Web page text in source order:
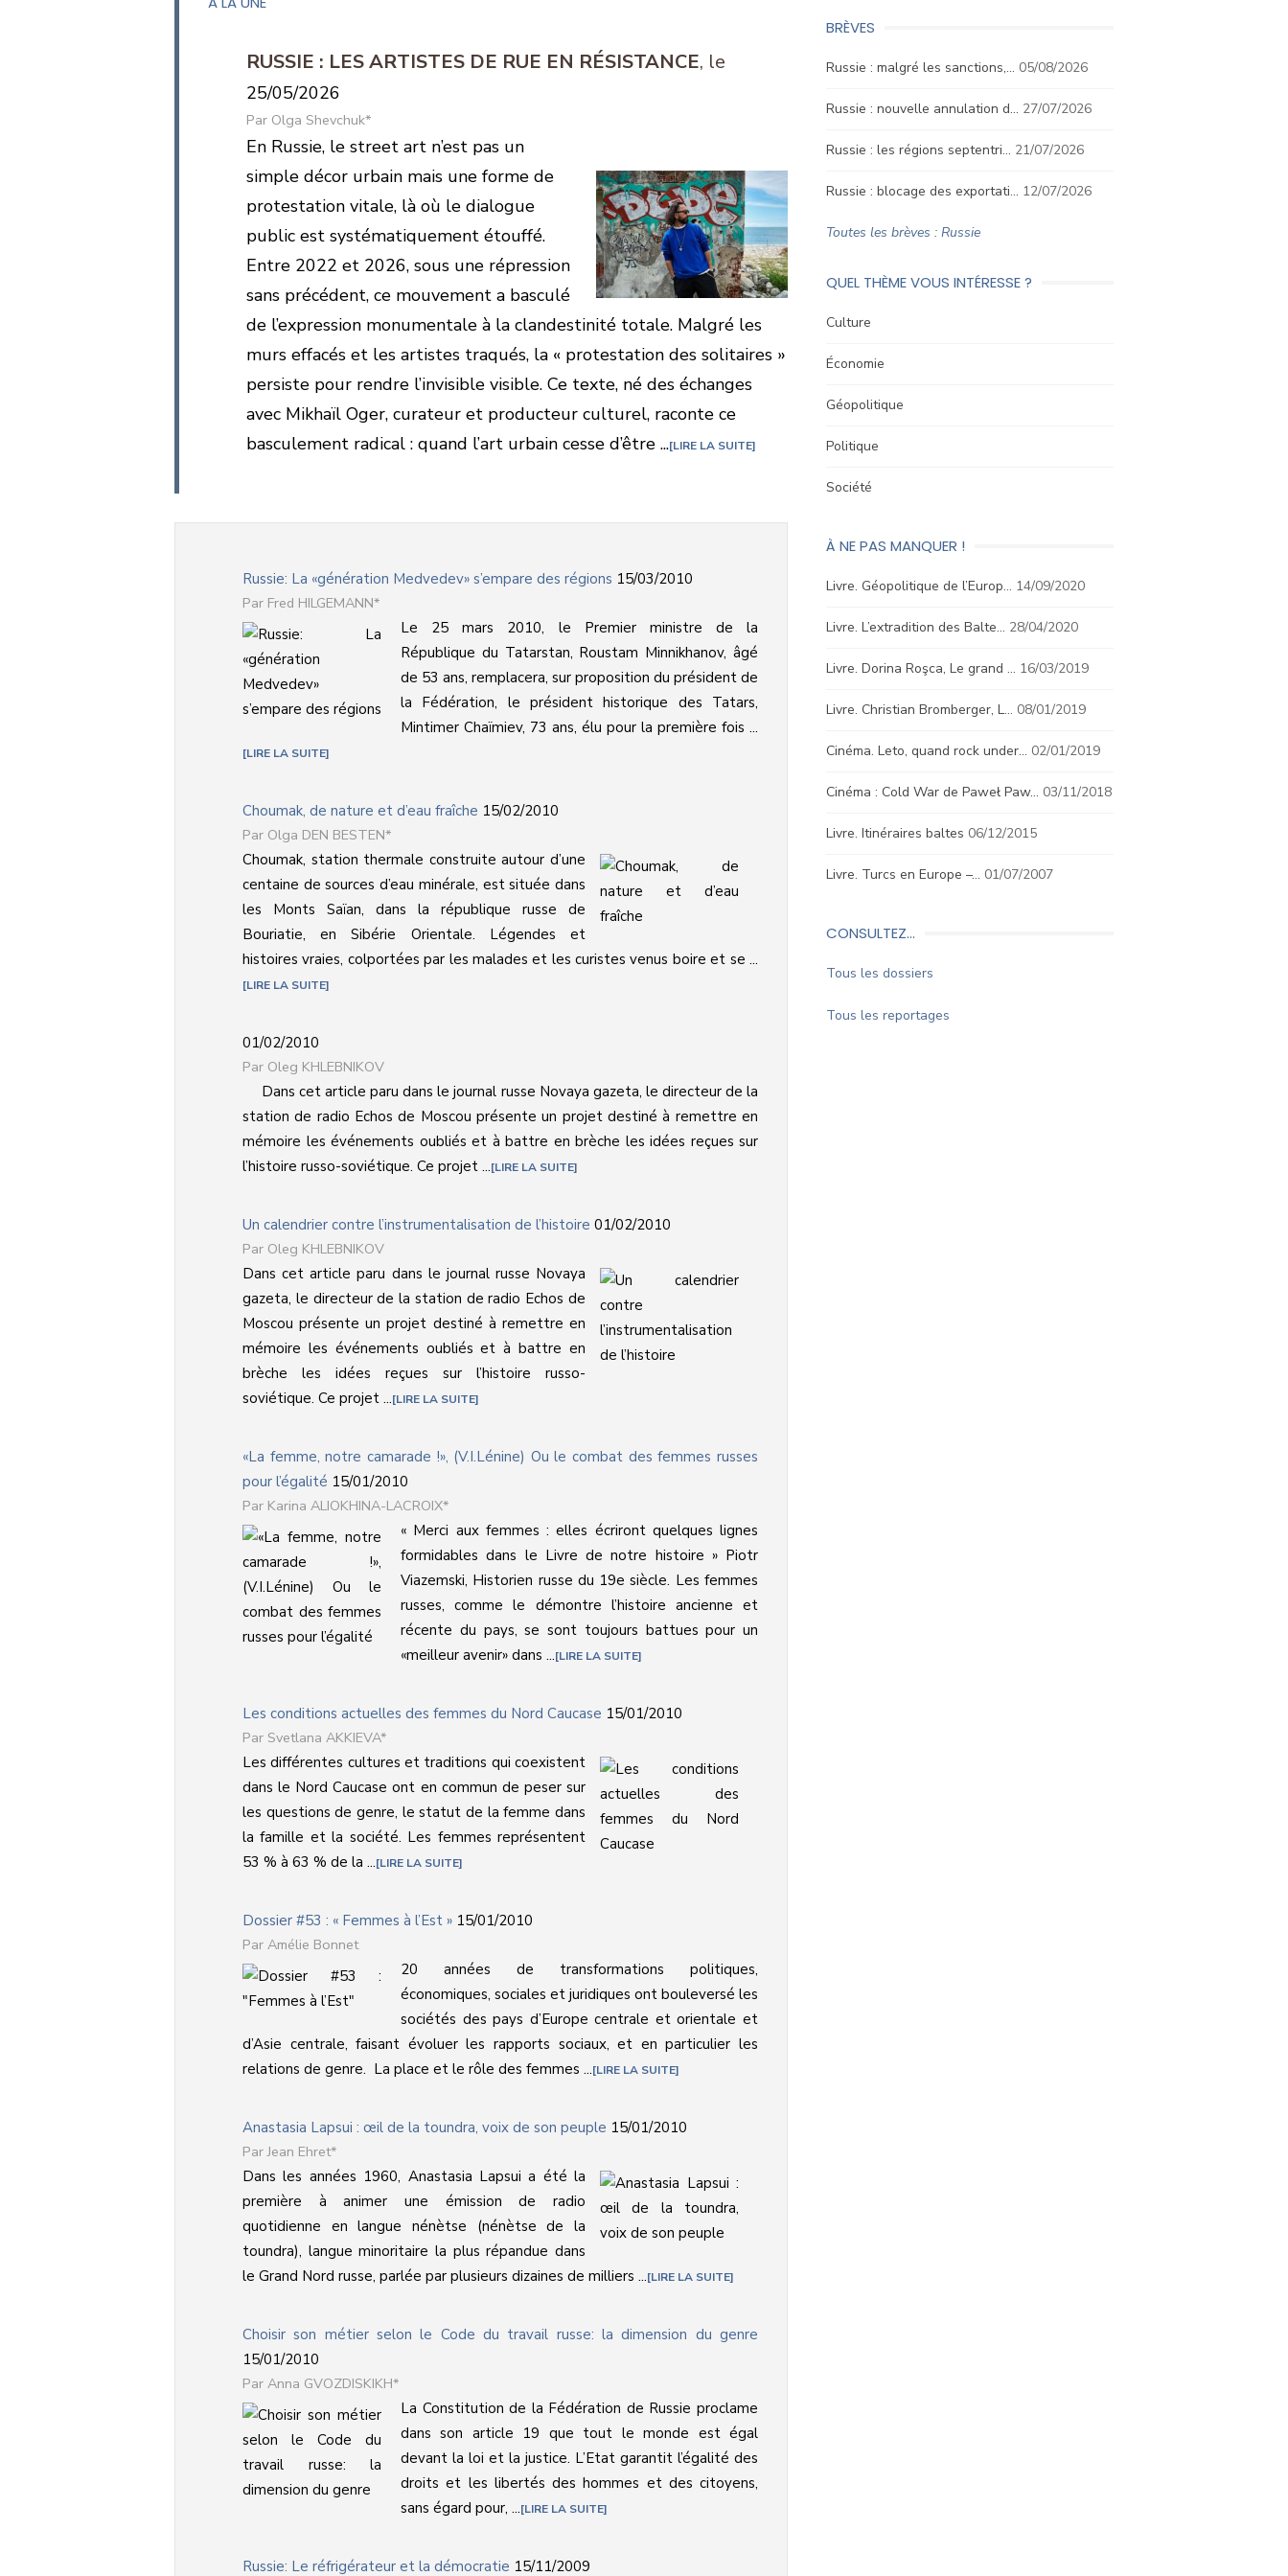
RUSSIE : LES ARTISTES DE RUE EN RÉSISTANCE
25/05/2026
Olga Shevchuk*
En Russie, le street art n’est pas un
simple décor urbain mais une forme de
protestation vitale, là où le dialogue
public est systématiquement étouffé.
Entre 2022 et 2026, sous une répression
sans précédent, ce mouvement a basculé
de l’expression monumentale à la clandestinité totale. Malgré les
murs effacés et les artistes traqués, la « protestation des solitaires »
persiste pour rendre l’invisible visible. Ce texte, né des échanges
avec Mikhaïl Oger, curateur et producteur culturel, raconte ce
basculement radical : quand l’art urbain cesse d’être ... LIRE LA SUITE
Russie: La «génération Medvedev» s’empare des régions 15/03/2010
Fred HILGEMANN*
Le 25 mars 2010, le Premier ministre de la
République du Tatarstan, Roustam Minnikhanov, âgé
de 53 ans, remplacera, sur proposition du président de
la Fédération, le président historique des Tatars,
Mintimer Chaïmiev, 73 ans, élu pour la première fois ...
LIRE LA SUITE
Choumak, de nature et d’eau fraîche 15/02/2010
Olga DEN BESTEN*
Choumak, station thermale construite autour d’une
centaine de sources d’eau minérale, est située dans
les Monts Saïan, dans la république russe de
Bouriatie, en Sibérie Orientale. Légendes et
histoires vraies, colportées par les malades et les curistes venus boire et se ...
LIRE LA SUITE
01/02/2010
Oleg KHLEBNIKOV
Dans cet article paru dans le journal russe Novaya gazeta, le directeur de la
station de radio Echos de Moscou présente un projet destiné à remettre en
mémoire les événements oubliés et à battre en brèche les idées reçues sur
l’histoire russo-soviétique. Ce projet ... LIRE LA SUITE
Un calendrier contre l’instrumentalisation de l’histoire 01/02/2010
Oleg KHLEBNIKOV
Dans cet article paru dans le journal russe Novaya
gazeta, le directeur de la station de radio Echos de
Moscou présente un projet destiné à remettre en
mémoire les événements oubliés et à battre en
brèche les idées reçues sur l’histoire russo-
soviétique. Ce projet ... LIRE LA SUITE
«La femme, notre camarade !», (V.I.Lénine) Ou le combat des femmes russes
pour l’égalité 15/01/2010
Karina ALIOKHINA-LACROIX*
« Merci aux femmes : elles écriront quelques lignes
formidables dans le Livre de notre histoire » Piotr
Viazemski, Historien russe du 19e siècle. Les femmes
russes, comme le démontre l’histoire ancienne et
récente du pays, se sont toujours battues pour un
«meilleur avenir» dans ... LIRE LA SUITE
Les conditions actuelles des femmes du Nord Caucase 15/01/2010
Svetlana AKKIEVA*
Les différentes cultures et traditions qui coexistent
dans le Nord Caucase ont en commun de peser sur
les questions de genre, le statut de la femme dans
la famille et la société. Les femmes représentent
53 % à 63 % de la ... LIRE LA SUITE
Dossier #53 : « Femmes à l’Est » 15/01/2010
Amélie Bonnet
20 années de transformations politiques,
économiques, sociales et juridiques ont bouleversé les
sociétés des pays d’Europe centrale et orientale et
d’Asie centrale, faisant évoluer les rapports sociaux, et en particulier les
relations de genre. La place et le rôle des femmes ... LIRE LA SUITE
Anastasia Lapsui : œil de la toundra, voix de son peuple 15/01/2010
Jean Ehret*
Dans les années 1960, Anastasia Lapsui a été la
première à animer une émission de radio
quotidienne en langue nénètse (nénètse de la
toundra), langue minoritaire la plus répandue dans
le Grand Nord russe, parlée par plusieurs dizaines de milliers ... LIRE LA SUITE
Choisir son métier selon le Code du travail russe: la dimension du genre
15/01/2010
Anna GVOZDISKIKH*
La Constitution de la Fédération de Russie proclame
dans son article 19 que tout le monde est égal
devant la loi et la justice. L’Etat garantit l’égalité des
droits et les libertés des hommes et des citoyens,
sans égard pour, ... LIRE LA SUITE
Russie: Le réfrigérateur et la démocratie 15/11/2009
BRÈVES
Russie : malgré les sanctions,… 05/08/2026
Russie : nouvelle annulation d… 27/07/2026
Russie : les régions septentri… 21/07/2026
Russie : blocage des exportati… 12/07/2026
Toutes les brèves : Russie
QUEL THÈME VOUS INTÉRESSE ?
Culture
Économie
Géopolitique
Politique
Société
À NE PAS MANQUER !
Livre. Géopolitique de l’Europ… 14/09/2020
Livre. L’extradition des Balte… 28/04/2020
Livre. Dorina Roşca, Le grand … 16/03/2019
Livre. Christian Bromberger, L… 08/01/2019
Cinéma. Leto, quand rock under… 02/01/2019
Cinéma : Cold War de Paweł Paw… 03/11/2018
Livre. Itinéraires baltes 06/12/2015
Livre. Turcs en Europe –… 01/07/2007
CONSULTEZ…
Tous les dossiers
Tous les reportages